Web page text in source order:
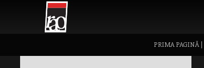
PRIMA PAGINĂ|